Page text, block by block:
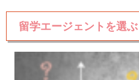
留学エージェントを選